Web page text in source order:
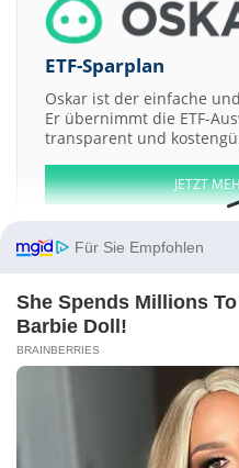
ETF-Sparplan
Oskar ist der einfache
Er übernimmt die ETF-
transparent und
JETZT
Aktien ATX DAX EuroStoxx 50
Hamlet Pharma AB Unit
Hapvida
-Impressum-
Für Sie Empfohlen
She Spends Millions
Barbie Doll!
BRAINBERRIES